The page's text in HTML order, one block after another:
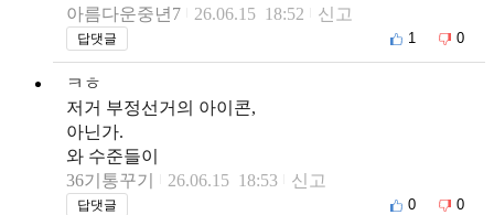
아름다운중년7
26.06.15 18:52 신고
답댓글 1 0
ㅋㅎ
저거 부정선거의 아이콘,
아닌가.
와 수준들이
36기통꾸기
26.06.15 18:53 신고
답댓글 0 0